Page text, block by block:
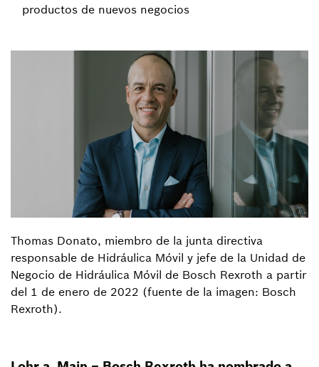
productos de nuevos negocios
Thomas Donato, miembro de la junta directiva
responsable de Hidráulica Móvil y jefe de la Unidad de
Negocio de Hidráulica Móvil de Bosch Rexroth a partir
del 1 de enero de 2022 (fuente de la imagen: Bosch
Rexroth).